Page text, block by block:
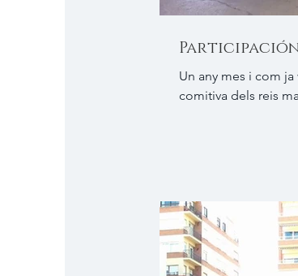
Un any mes i com
comitiva dels reis